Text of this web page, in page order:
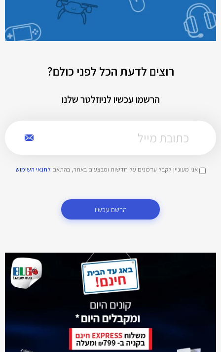
רוצים לדעת הכל לפני כולם?
הרשמו עכשיו לניוזלטר שלנו
אני מעוניין לקבל עדכונים על חדשות ומבצעים באתר, בהתאם לתנאי השימוש
הרשם עכשיו